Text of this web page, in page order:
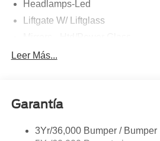
Headlamps-Led
Liftgate W/ Liftglass
Prv Gls-2Nd Rw/Liftgate
Taillamps-Led
Leer Más...
Garantía
3Yr/36,000 Bumper / Bumper